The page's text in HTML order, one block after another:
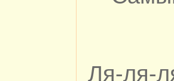
Ля-ля-